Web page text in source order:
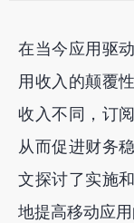
优化订阅模式以
分析用户行为和
定价和功能的
个性化和用户体
保留策略和减少
在当今应用驱
用收入的颠覆
收入不同，订
从而促进财务
文探讨了实施
地提高移动应用